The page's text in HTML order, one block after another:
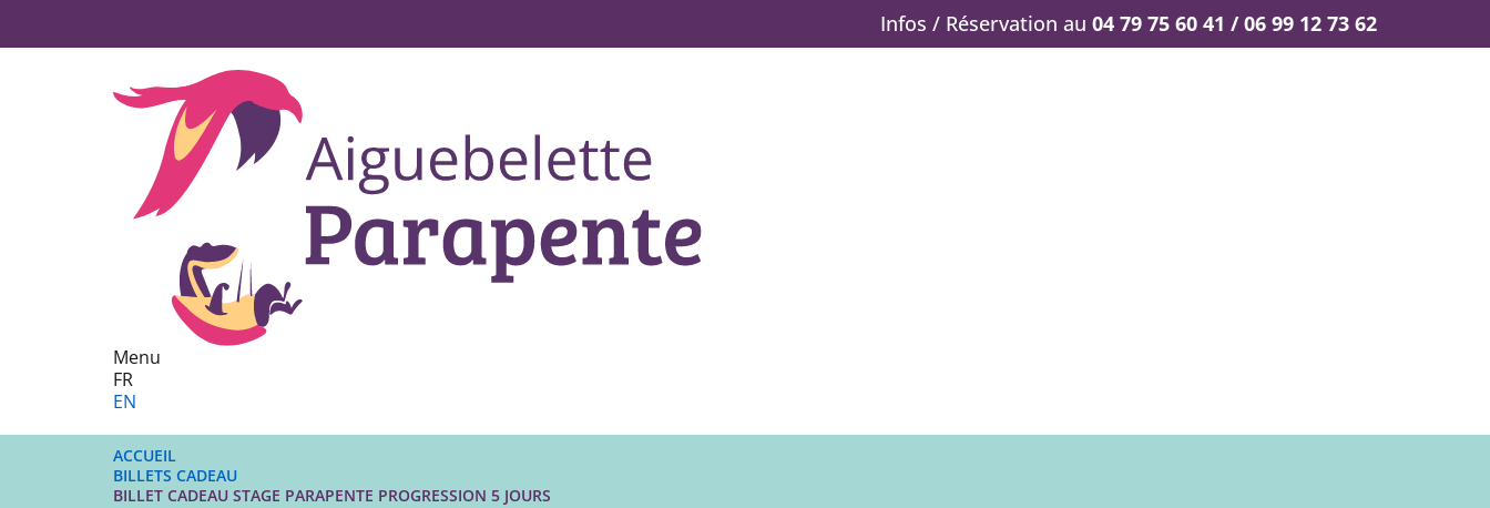
Infos / Réservation au 04 79 75 60 41 / 06 99 12 73 62
Menu
FR
EN
ACCUEIL
BILLETS CADEAU
BILLET CADEAU STAGE PARAPENTE PROGRESSION 5 JOURS